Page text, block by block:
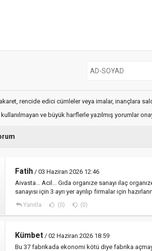
rencide edici cümleler veya imalar, inançlara
ve büyük harflerle yazılmış yorumlar
Fatih / 03 Haziran 2026 12:46
Aivasta... Acil... Gıda organıze sanayı ilaç
sanayısı için 3 ayrı yer ayrılıp firmalar için
Yanıtla (0) (0)
Kümbet / 02 Haziran 2026 18:59
Bu 37 fabrikada ekonomi kötü diye fabrika